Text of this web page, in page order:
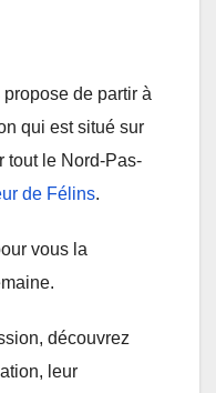
de partir à
qui est situé sur
tout le Nord-Pas-
de Félins.
vous la
découvrez
leur